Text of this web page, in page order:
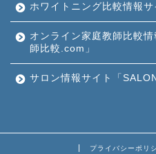
ホワイトニング比較情報
オンライン家庭教師比較
師比較.com」
サロン情報サイト「
プライバシーポリ